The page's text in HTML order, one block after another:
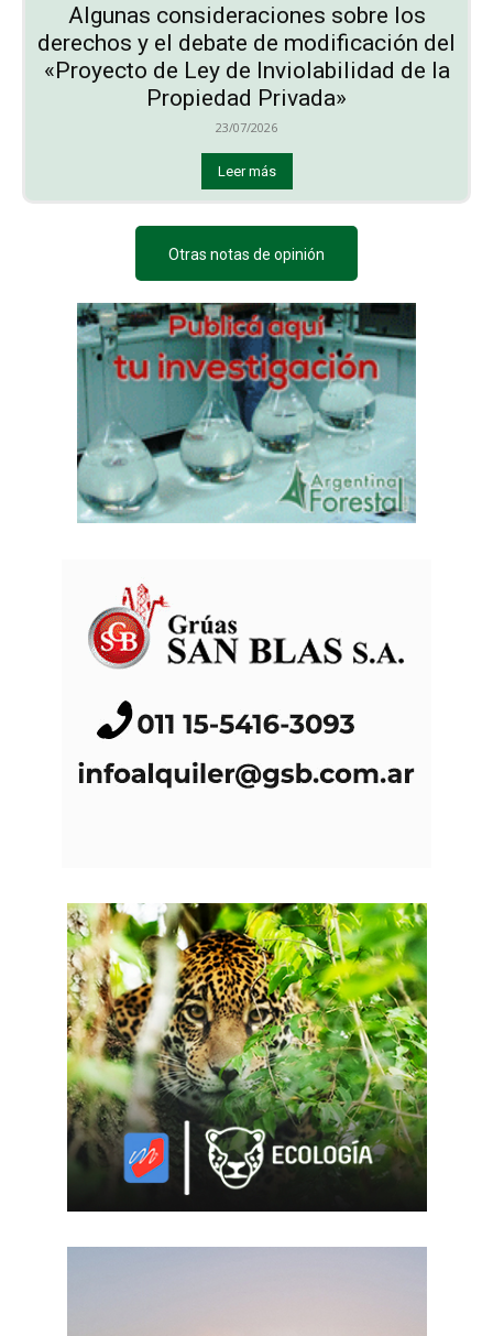
Algunas consideraciones sobre los
derechos y el debate de modificación del
«Proyecto de Ley de Inviolabilidad de la
Propiedad Privada»
23/07/2026
Leer más
Otras notas de opinión